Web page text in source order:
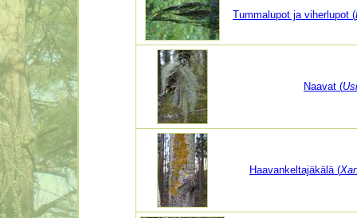
Tummalupot ja viherlupot (
Naavat (
Haavankeltajäkälä (